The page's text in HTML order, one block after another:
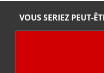
VOUS SERIEZ PEUT-